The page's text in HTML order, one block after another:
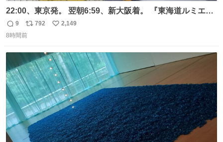
22:00、東京発。 翌朝6:59、新大阪着。 『東海道ルミエー
ルエクスプレス』が今夜、初運行！ 岐阜羽島駅で夜を越す
東海道新幹線。寝台列車じゃないのに、朝まで新幹線とい
エクスプレス
返
信
9
リ
ポ
ト
数
792
い
数
2,149
8時間前